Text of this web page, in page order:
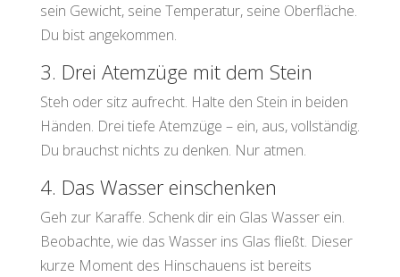
sein Gewicht, seine Temperatur, seine Oberfläche.
Du bist angekommen.
3. Drei Atemzüge mit dem Stein
Steh oder sitz aufrecht. Halte den Stein in beiden
Händen. Drei tiefe Atemzüge – ein, aus, vollständig.
Du brauchst nichts zu denken. Nur atmen.
4. Das Wasser einschenken
Geh zur Karaffe. Schenk dir ein Glas Wasser ein.
Beobachte, wie das Wasser ins Glas fließt. Dieser
kurze Moment des Hinschauens ist bereits